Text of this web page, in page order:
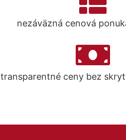
nezáväzná cenová
transparentné ceny bez